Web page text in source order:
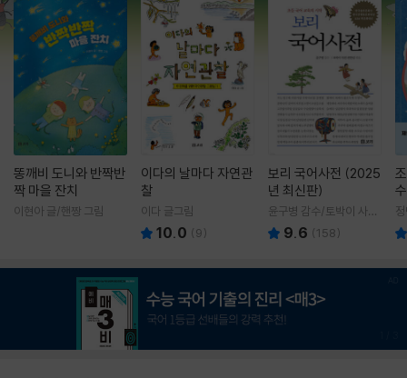
똥깨비 도니와 반짝반
짝 마을 잔치
이현아 글/핸짱 그림
이다의 날마다 자연관
찰
이다 글그림
10.0 (9)
보리 국어사전 (2025
년 최신판)
윤구병 감수/토박이 사전
편찬실 편
9.6 (158)